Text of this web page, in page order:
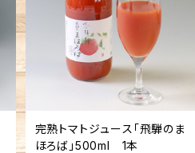
完熟トマトジュース「飛騨のま
ほろば」500ml 1本